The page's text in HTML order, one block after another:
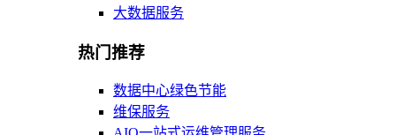
大数据服务
热门推荐
数据中心绿色节能
维保服务